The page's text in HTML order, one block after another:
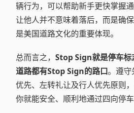
辆行为，可以帮助新手更快掌握
让他人并不意味着落后，而是确
是美国道路文化的重要体现。
总而言之， Stop Sign就是停车标
道路都有Stop Sign的路口。遵守
优先、左转礼让及行人优先原则
你就能安全、顺利地通过四向停车